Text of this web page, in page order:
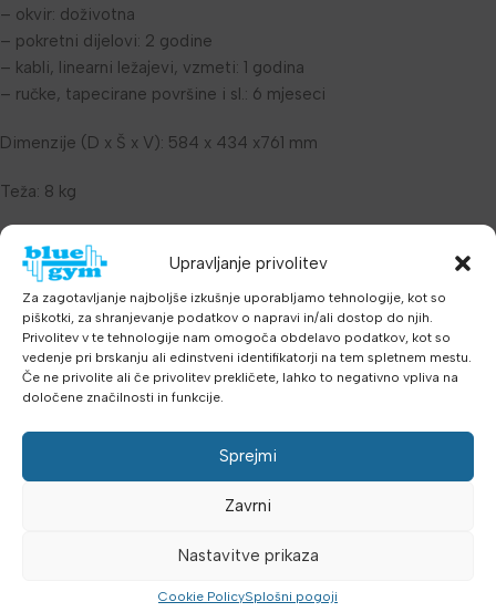
Upravljanje privolitev
Za zagotavljanje najboljše izkušnje uporabljamo tehnologije, kot so
piškotki, za shranjevanje podatkov o napravi in/ali dostop do njih.
Privolitev v te tehnologije nam omogoča obdelavo podatkov, kot so
vedenje pri brskanju ali edinstveni identifikatorji na tem spletnem mestu.
Če ne privolite ali če privolitev prekličete, lahko to negativno vpliva na
določene značilnosti in funkcije.
Sprejmi
Zavrni
Nastavitve prikaza
Cookie PolicySplošni pogoji
– okvir: doživotna
– pokretni dijelovi: 2 godine
– kabli, linearni ležajevi, vzmeti: 1 godina
– ručke, tapecirane površine i sl.: 6 mjeseci
Dimenzije (D x Š x V): 584 x 434 x761 mm
Teža: 8 kg
Dodatne podrobnosti
Mnenja (0)
Šifra:3590371
Kategorije: Impulze linija IF ,
Oznake:
curl dodatak
fitnes
fitnes oprema za apartmane
impulze, oprema za hotel